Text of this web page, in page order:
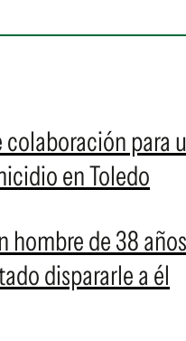
para
en Toledo
de 38
dispararle a él